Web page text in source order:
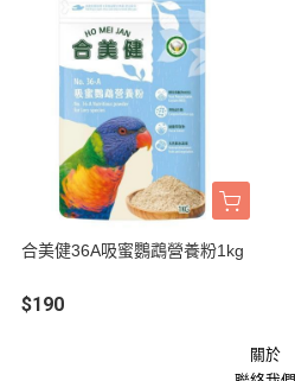
合美健36A吸蜜鸚鵡營養粉1kg
$190
關於